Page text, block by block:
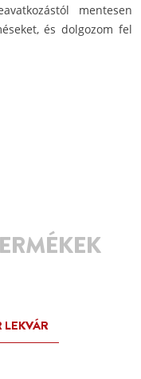
mentesen
és dolgozom fel